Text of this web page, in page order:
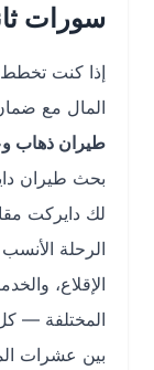
سورات ثاني
إذا كنت تخطط
المال مع ضمان
طيران ذهاب وعودة
بحث طيران دايركت
لك دايركت مقارنة
الرحلة الأنسب من
الإقلاع،
المختلفة — كل
بين عشرات المواقع.